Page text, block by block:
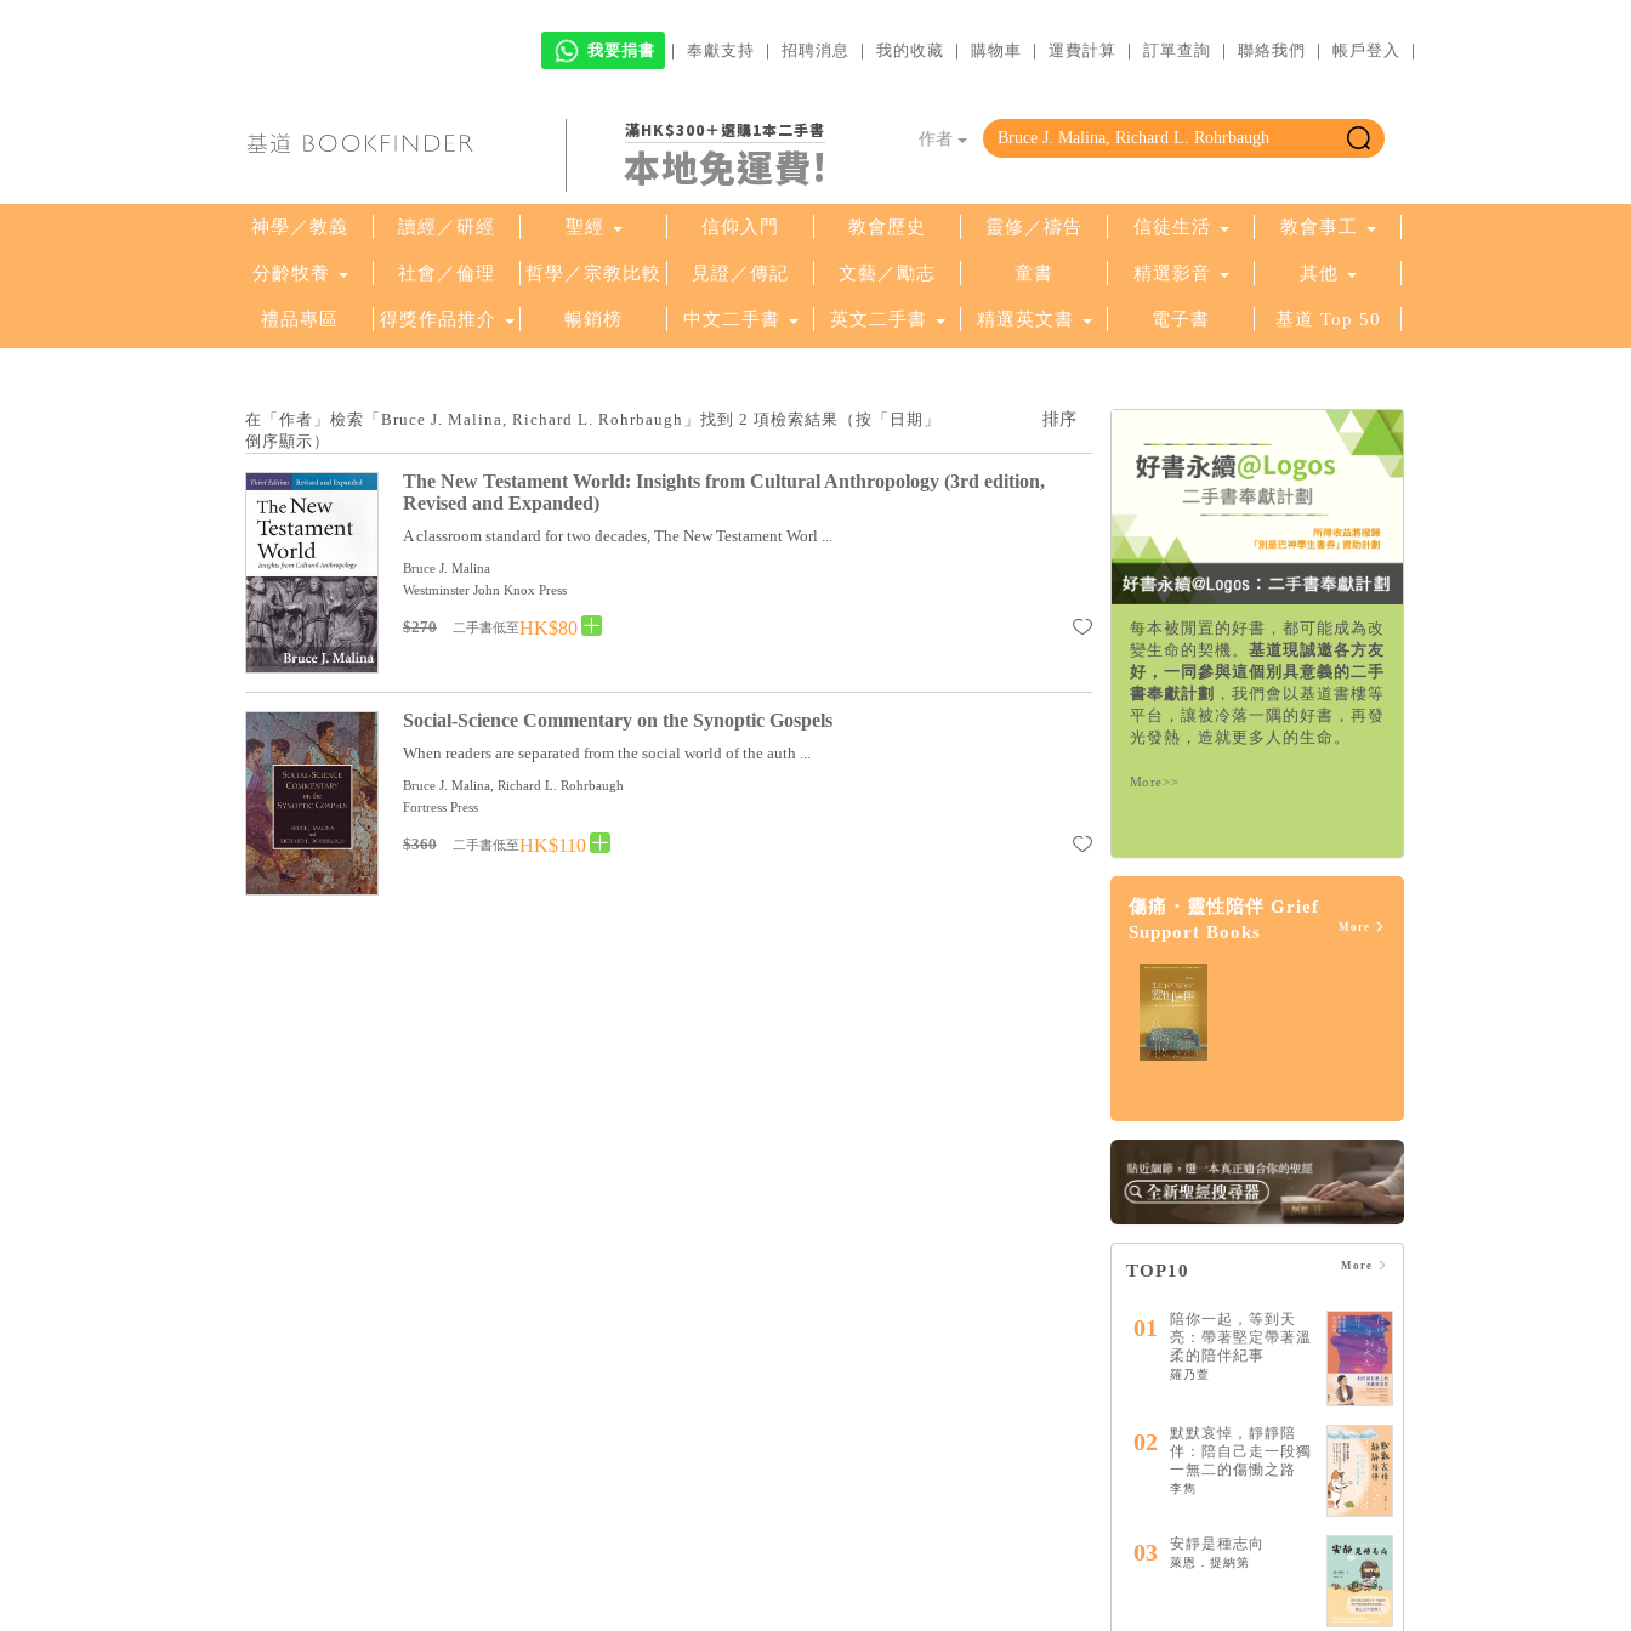
我要捐書 ｜ 奉獻支持 ｜ 招聘消息 ｜ 我的收藏 ｜ 購物車 ｜ 運費計算 ｜ 訂單查詢 ｜ 聯絡我們 ｜ 帳戶登入 ｜
滿HK$300＋選購1本二手書
本地免運費!
作者
神學／教義 讀經／研經 聖經 信仰入門 教會歷史 靈修／禱告 信徒生活 教會事工
分齡牧養 社會／倫理 哲學／宗教比較 見證／傳記 文藝／勵志 童書 精選影音 其他
禮品專區 得獎作品推介 暢銷榜 中文二手書 英文二手書 精選英文書 電子書 基道 Top 50
在「作者」檢索「Bruce J. Malina, Richard L. Rohrbaugh」找到 2 項檢索結果（按「日期」
倒序顯示）
The New Testament World: Insights from Cultural Anthropology (3rd edition,
Revised and Expanded)
A classroom standard for two decades, The New Testament Worl ...
Bruce J. Malina
Westminster John Knox Press
$270 二手書低至HK$80
Social-Science Commentary on the Synoptic Gospels
When readers are separated from the social world of the auth ...
Bruce J. Malina, Richard L. Rohrbaugh
Fortress Press
$360 二手書低至HK$110
每本被閒置的好書，都可能成為改
變生命的契機。 基道現誠邀各方友
好，一同參與這個別具意義的二手
書奉獻計劃 ，我們會以基道書樓等
平台，讓被冷落一隅的好書，再發
光發熱，造就更多人的生命。
More>>
傷痛・靈性陪伴 Grief
Support Books
More
性陪伴：和耶穌一起
成為最好的傾聽者
HK$109 $115
TOP10 More
01
陪你一起，等到天
亮：帶著堅定帶著溫
柔的陪伴紀事
羅乃萱
02
默默哀悼，靜靜陪
伴：陪自己走一段獨
一無二的傷慟之路
李雋
03 安靜是種志向
萊恩．提納第